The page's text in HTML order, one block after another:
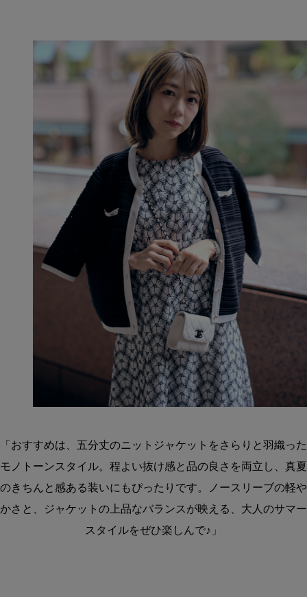
「おすすめは、五分丈のニットジャケットをさらりと羽織った
モノトーンスタイル。程よい抜け感と品の良さを両立し、真夏
のきちんと感ある装いにもぴったりです。ノースリーブの軽や
かさと、ジャケットの上品なバランスが映える、大人のサマー
スタイルをぜひ楽しんで♪」